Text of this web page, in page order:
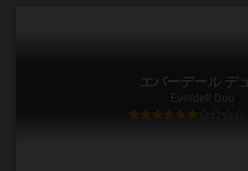
エバーデール デ
Everdell Duo